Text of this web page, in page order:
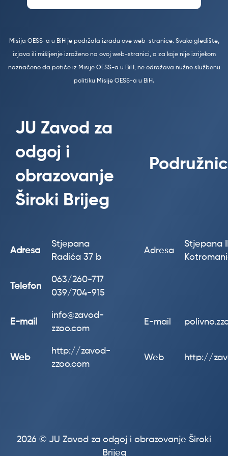
Misija OESS-a u BiH je podržala izradu ove web-stranice. Svako gledište,
izjava ili mišljenje izraženo na ovoj web-stranici, a za koje nije izrijekom
naznačeno da potiče iz Misije OESS-a u BiH, ne odražava nužno službenu
politiku Misije OESS-a u BiH.
JU Zavod za
odgoj i
obrazovanje
Široki Brijeg
Adresa
Stjepana
Radića 37 b
Adresa
Stjepana
Telefon
063/260-717
039/704-915
E-mail
info@zavod-
zzoo.com
E-mail
Web
http://zavod-
zzoo.com
Web http://
2026 © JU Zavod za odgoj i obrazovanje Široki
Brijeg